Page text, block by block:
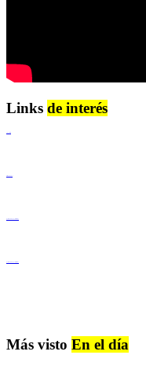
Links de interés
Más visto En el día